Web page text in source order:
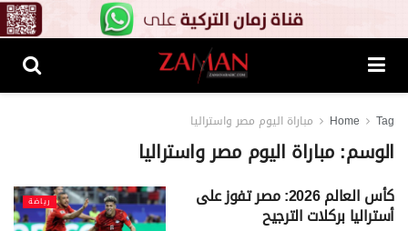
Home Tag مباراة اليوم مصر واستراليا
الوسم:مباراة اليوم مصر واستراليا
رياضة كأس العالم 2026: مصر تفوز على
أستراليا بركلات الترجيح